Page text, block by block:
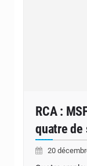
RCA :
quatre de
20